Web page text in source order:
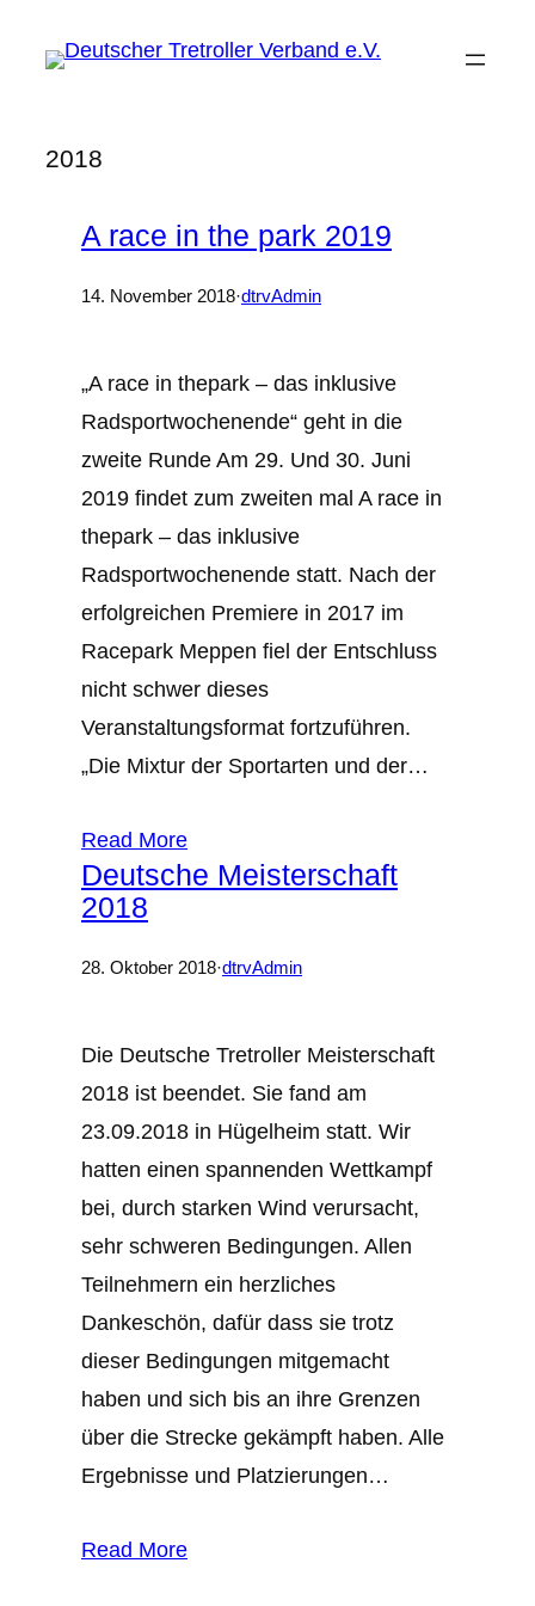
Inhalt
2018
A race in the park 2019
14. November 2018·dtrvAdmin
„A race in thepark – das inklusive
Radsportwochenende“ geht in die
zweite Runde Am 29. Und 30. Juni
2019 findet zum zweiten mal A race in
thepark – das inklusive
Radsportwochenende statt. Nach der
erfolgreichen Premiere in 2017 im
Racepark Meppen fiel der Entschluss
nicht schwer dieses
Veranstaltungsformat fortzuführen.
„Die Mixtur der Sportarten und der…
Read More
Deutsche Meisterschaft
2018
28. Oktober 2018·dtrvAdmin
Die Deutsche Tretroller Meisterschaft
2018 ist beendet. Sie fand am
23.09.2018 in Hügelheim statt. Wir
hatten einen spannenden Wettkampf
bei, durch starken Wind verursacht,
sehr schweren Bedingungen. Allen
Teilnehmern ein herzliches
Dankeschön, dafür dass sie trotz
dieser Bedingungen mitgemacht
haben und sich bis an ihre Grenzen
über die Strecke gekämpft haben. Alle
Ergebnisse und Platzierungen…
Read More